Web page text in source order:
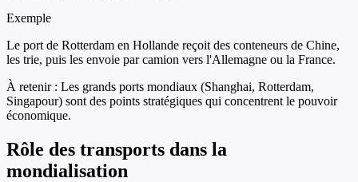
Exemple
Le port de Rotterdam en Hollande reçoit des conteneurs de Chine,
les trie, puis les envoie par camion vers l'Allemagne ou la France.
À retenir : Les grands ports mondiaux (Shanghai, Rotterdam,
Singapour) sont des points stratégiques qui concentrent le pouvoir
économique.
Rôle des transports dans la
mondialisation